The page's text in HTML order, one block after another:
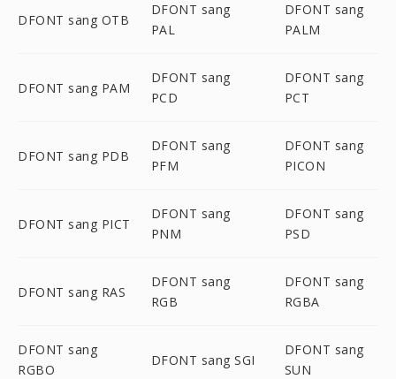
DFONT sang OTB
DFONT sang
PAL
DFONT sang
PALM
DFONT sang PAM
DFONT sang
PCD
DFONT sang
PCT
DFONT sang PDB
DFONT sang
PFM
DFONT sang
PICON
DFONT sang PICT
DFONT sang
PNM
DFONT sang
PSD
DFONT sang RAS
DFONT sang
RGB
DFONT sang
RGBA
DFONT sang
RGBO
DFONT sang SGI
DFONT sang
SUN